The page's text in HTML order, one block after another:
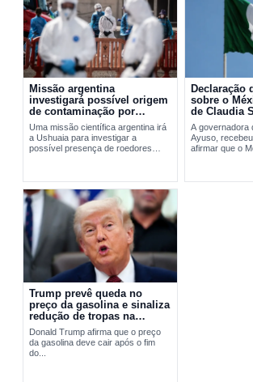
Missão argentina
investigará possível origem
de contaminação por
hantavírus em Ushuaia
Uma missão científica argentina irá
a Ushuaia para investigar a
possível presença de roedores
Declaração
sobre o
de Claudia
A governadora
Ayuso,
afirmar que o
Trump prevê queda no
preço da gasolina e sinaliza
redução de tropas na
Europa
Donald Trump afirma que o preço
da gasolina deve cair após o fim
do...